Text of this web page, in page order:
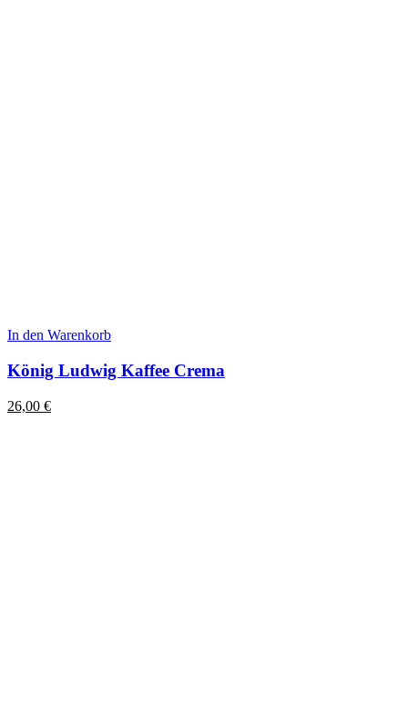
In den Warenkorb
König Ludwig Kaffee Crema
26,00 €